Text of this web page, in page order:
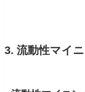
3. 流動性マイ